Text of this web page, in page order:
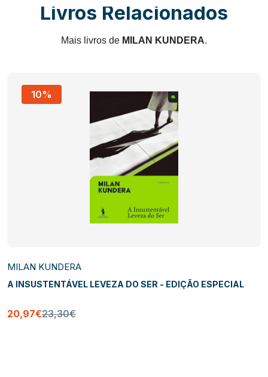
Livros Relacionados
Mais livros de MILAN KUNDERA.
10%
MILAN KUNDERA
A INSUSTENTÁVEL LEVEZA DO SER - EDIÇÃO ESPECIAL
20,97€23,30€